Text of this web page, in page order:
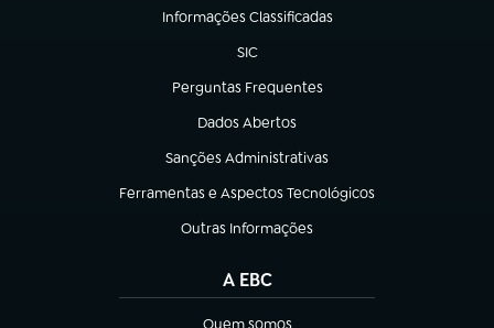
Informações Classificadas
(abre em nova aba)
SIC
(abre em nova aba)
Perguntas Frequentes
(abre em nova aba)
Dados Abertos
(abre em nova aba)
Sanções Administrativas
(abre em nova aba)
Ferramentas e Aspectos Tecnológicos
(abre em nova aba)
Outras Informações
(abre em nova aba)
A EBC